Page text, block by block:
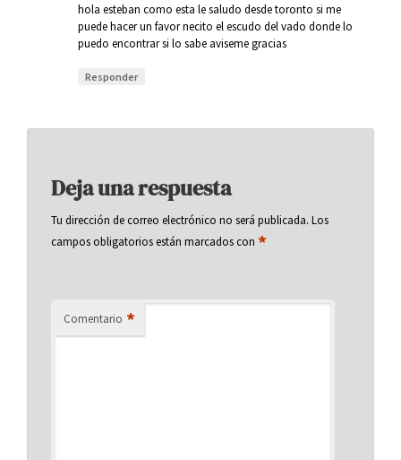
hola esteban como esta le saludo desde toronto si me
puede hacer un favor necito el escudo del vado donde lo
puedo encontrar si lo sabe aviseme gracias
Responder
Deja una respuesta
Tu dirección de correo electrónico no será publicada. Los
campos obligatorios están marcados con *
Comentario *